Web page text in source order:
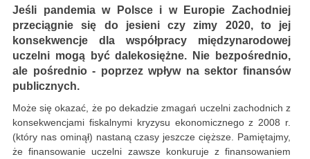
Jeśli pandemia w Polsce i w Europie Zachodniej
przeciągnie się do jesieni czy zimy 2020, to jej
konsekwencje dla współpracy międzynarodowej
uczelni mogą być dalekosiężne. Nie bezpośrednio,
ale pośrednio - poprzez wpływ na sektor finansów
publicznych.
Może się okazać, że po dekadzie zmagań uczelni zachodnich z
konsekwencjami fiskalnymi kryzysu ekonomicznego z 2008 r.
(który nas ominął) nastaną czasy jeszcze cięższe. Pamiętajmy,
że finansowanie uczelni zawsze konkuruje z finansowaniem